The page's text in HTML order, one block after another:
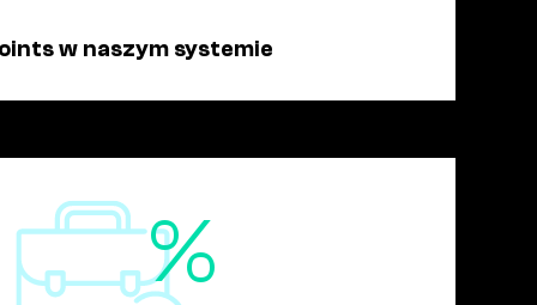
w naszym systemie
%